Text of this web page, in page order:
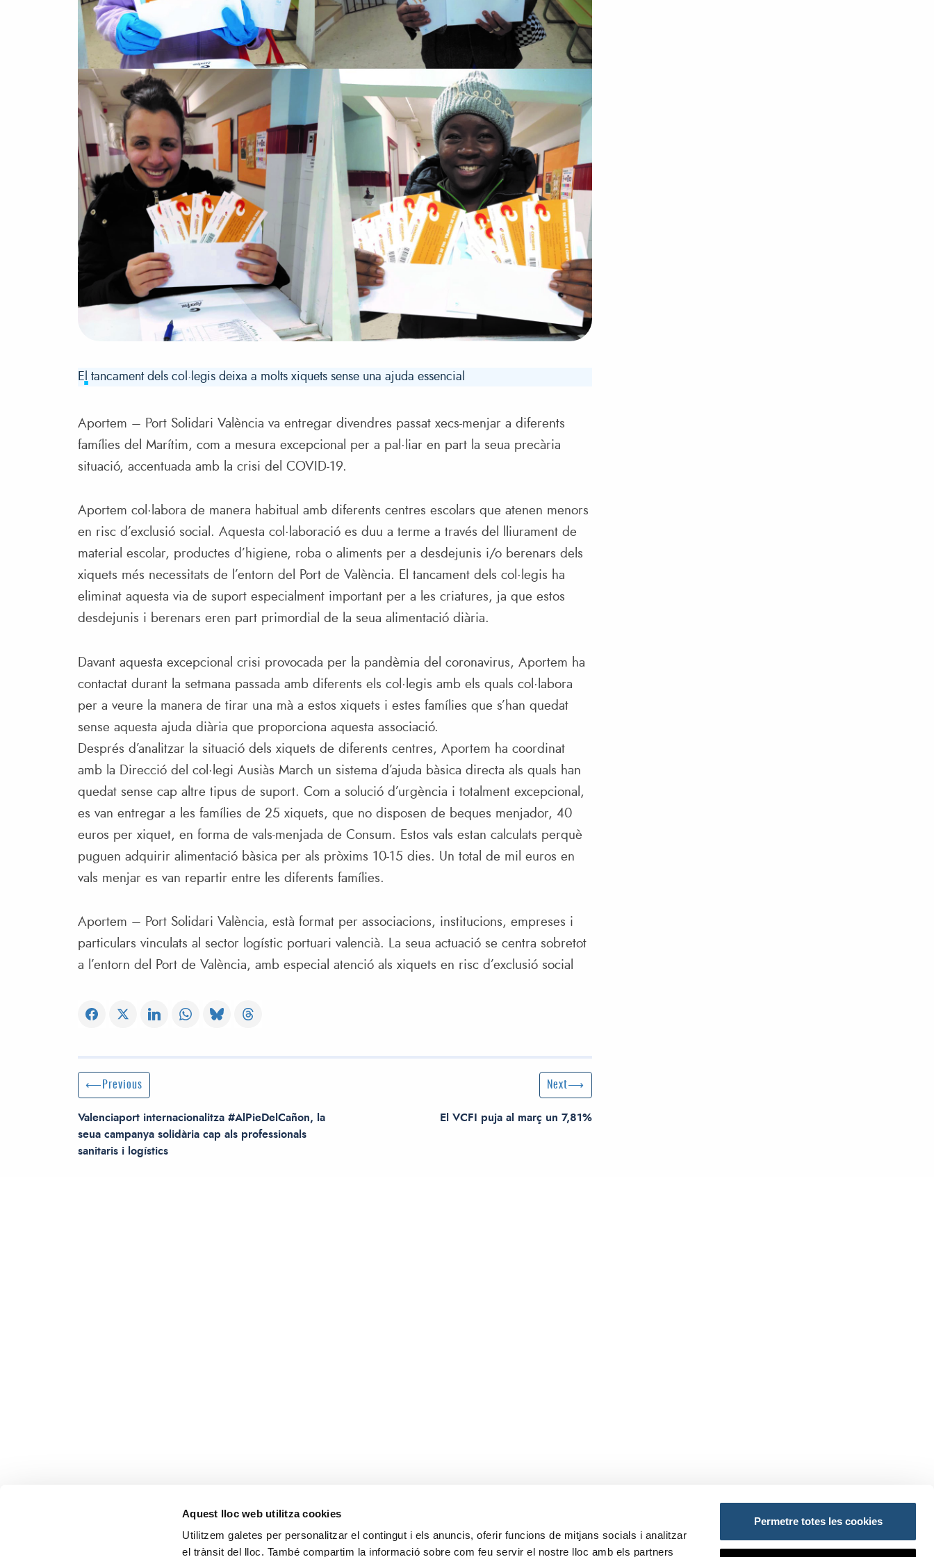
Aquest lloc web utilitza cookies
Utilitzem galetes per personalitzar el contingut i els anuncis, oferir funcions de mitjans socials i analitzar
el trànsit del lloc. També compartim la informació sobre com feu servir el nostre lloc amb els partners
Permetre totes les cookies
El tancament dels col·legis deixa a molts xiquets sense una ajuda essencial
Aportem – Port Solidari València va entregar divendres passat xecs-menjar a diferents
famílies del Marítim, com a mesura excepcional per a pal·liar en part la seua precària
situació, accentuada amb la crisi del COVID-19.
Aportem col·labora de manera habitual amb diferents centres escolars que atenen menors
en risc d’exclusió social. Aquesta col·laboració es duu a terme a través del lliurament de
material escolar, productes d’higiene, roba o aliments per a desdejunis i/o berenars dels
xiquets més necessitats de l’entorn del Port de València. El tancament dels col·legis ha
eliminat aquesta via de suport especialment important per a les criatures, ja que estos
desdejunis i berenars eren part primordial de la seua alimentació diària.
Davant aquesta excepcional crisi provocada per la pandèmia del coronavirus, Aportem ha
contactat durant la setmana passada amb diferents els col·legis amb els quals col·labora
per a veure la manera de tirar una mà a estos xiquets i estes famílies que s’han quedat
sense aquesta ajuda diària que proporciona aquesta associació.
Després d’analitzar la situació dels xiquets de diferents centres, Aportem ha coordinat
amb la Direcció del col·legi Ausiàs March un sistema d’ajuda bàsica directa als quals han
quedat sense cap altre tipus de suport. Com a solució d’urgència i totalment excepcional,
es van entregar a les famílies de 25 xiquets, que no disposen de beques menjador, 40
euros per xiquet, en forma de vals-menjada de Consum. Estos vals estan calculats perquè
puguen adquirir alimentació bàsica per als pròxims 10-15 dies. Un total de mil euros en
vals menjar es van repartir entre les diferents famílies.
Aportem – Port Solidari València, està format per associacions, institucions, empreses i
particulars vinculats al sector logístic portuari valencià. La seua actuació se centra sobretot
a l’entorn del Port de València, amb especial atenció als xiquets en risc d’exclusió social
Post navigation
Previous Post
Previous
Valenciaport internacionalitza #AlPieDelCañon, la
seua campanya solidària cap als professionals
sanitaris i logístics
Next Post
Next
El VCFI puja al març un 7,81%
CONTACTA'NS
Ministerio de Transportes y Movilidad Sostenible